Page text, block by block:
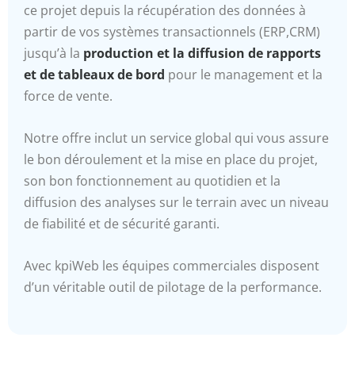
ce projet depuis la récupération des données à
partir de vos systèmes transactionnels (ERP,CRM)
jusqu’à la production et la diffusion de rapports
et de tableaux de bord pour le management et la
force de vente.
Notre offre inclut un service global qui vous assure
le bon déroulement et la mise en place du projet,
son bon fonctionnement au quotidien et la
diffusion des analyses sur le terrain avec un niveau
de fiabilité et de sécurité garanti.
Avec kpiWeb les équipes commerciales disposent
d’un véritable outil de pilotage de la performance.